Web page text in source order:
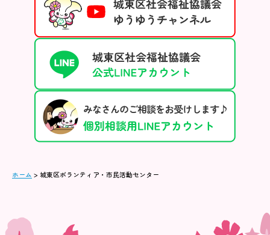
ホーム > 城東区ボランティア・市民活動センター